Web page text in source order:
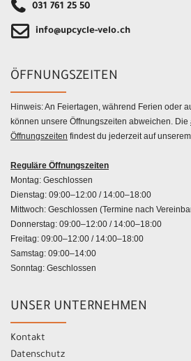
031 761 25 50
info@upcycle-velo.ch
ÖFFNUNGSZEITEN
Hinweis: An Feiertagen, während Ferien oder
können unsere Öffnungszeiten abweichen. Die
Öffnungszeiten findest du jederzeit auf
Reguläre Öffnungszeiten
Montag: Geschlossen
Dienstag: 09:00–12:00 / 14:00–18:00
Mittwoch: Geschlossen (Termine nach
Donnerstag: 09:00–12:00 / 14:00–18:00
Freitag: 09:00–12:00 / 14:00–18:00
Samstag: 09:00–14:00
Sonntag: Geschlossen
UNSER UNTERNEHMEN
Kontakt
Datenschutz